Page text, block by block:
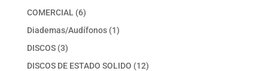
COMERCIAL 66
productos
Diademas/Audífonos 11
DISCOS 33
productos
DISCOS DE ESTADO SOLIDO 1212